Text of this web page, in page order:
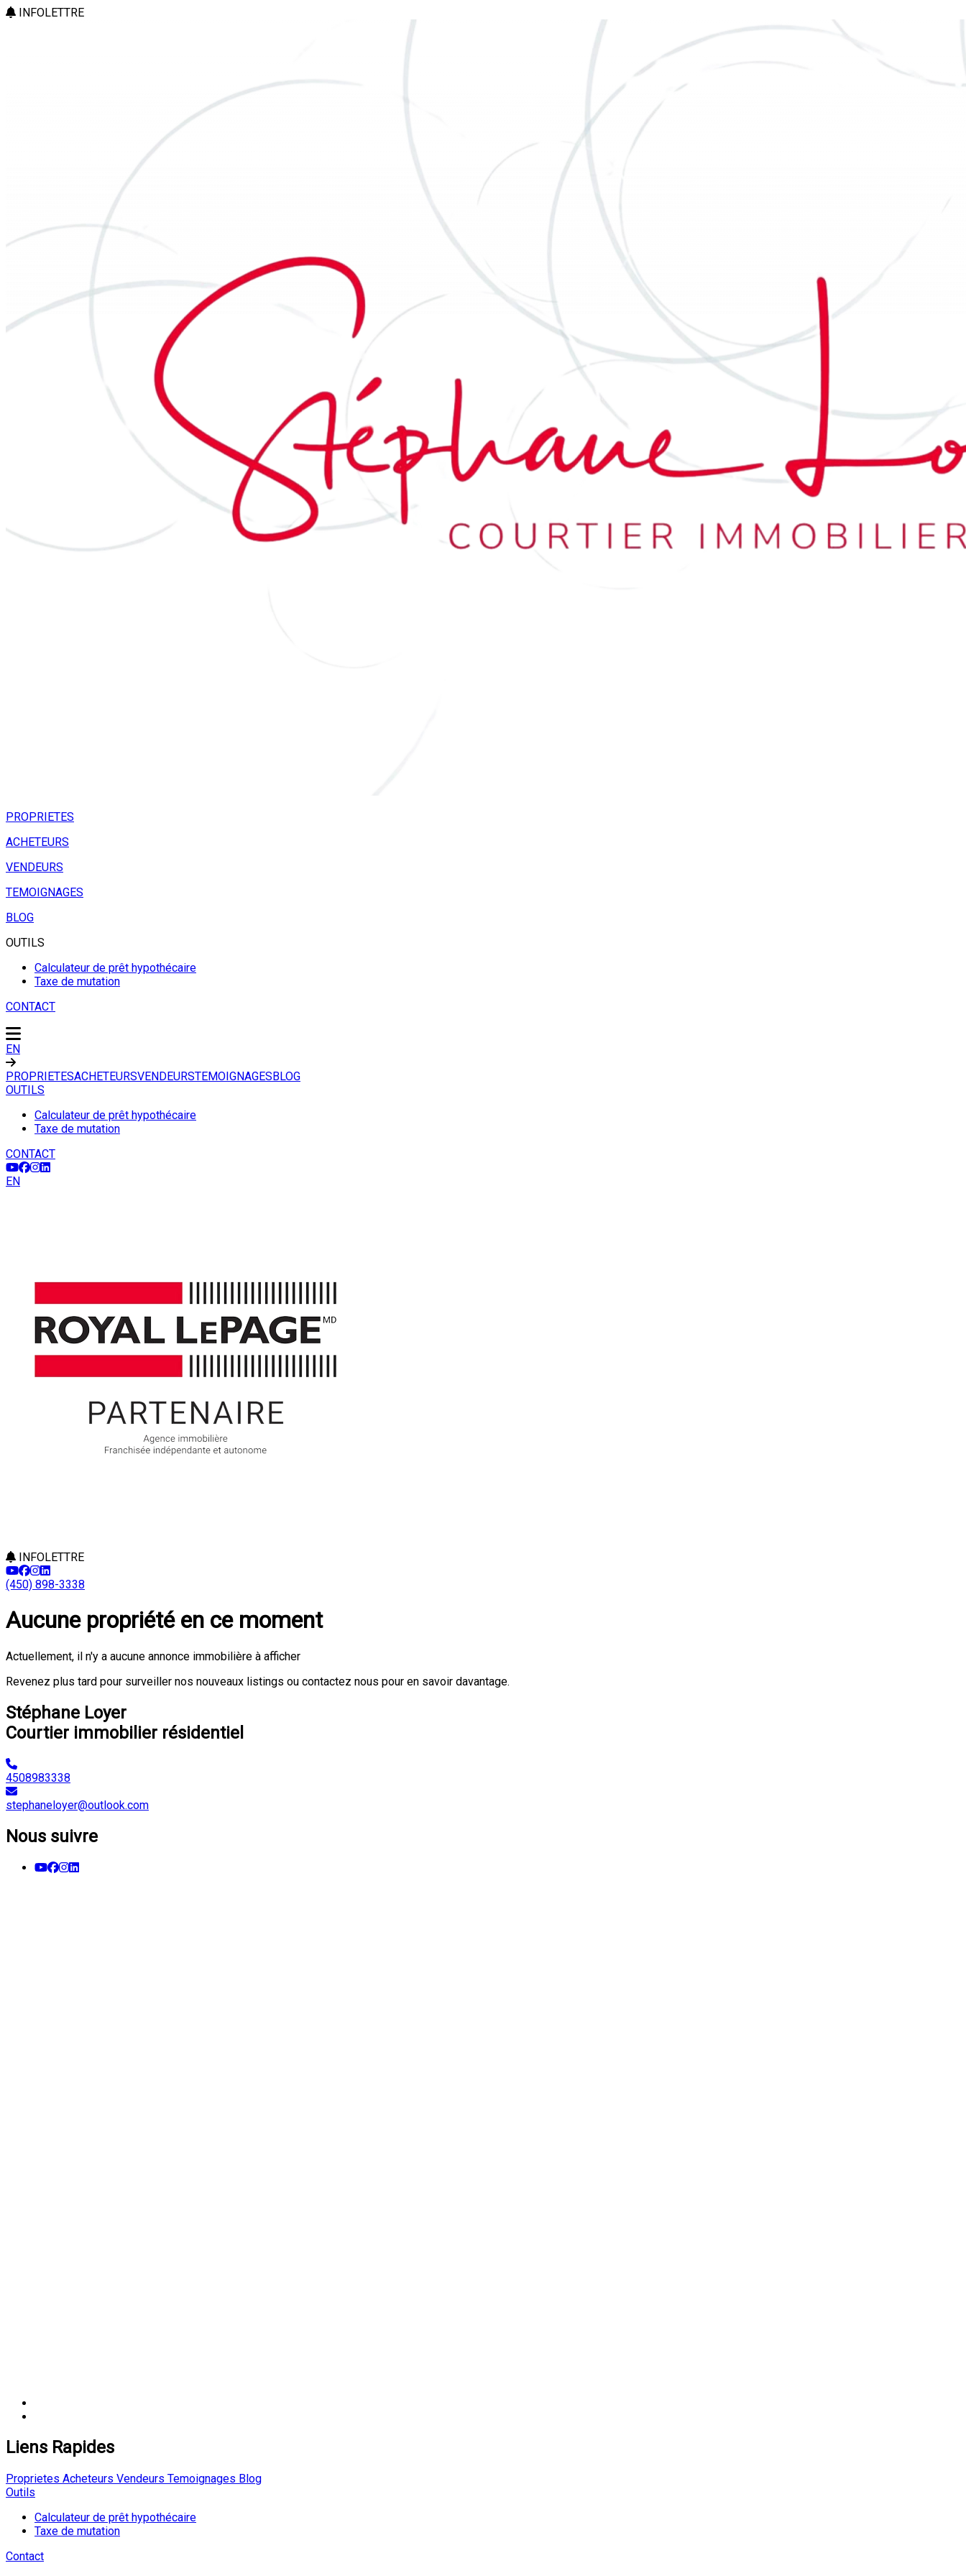
INFOLETTRE
PROPRIETES
ACHETEURS
VENDEURS
TEMOIGNAGES
BLOG
OUTILS
Calculateur de prêt hypothécaire
Taxe de mutation
CONTACT
EN
PROPRIETESACHETEURSVENDEURSTEMOIGNAGESBLOG
OUTILS
Calculateur de prêt hypothécaire
Taxe de mutation
CONTACT
EN
INFOLETTRE
(450) 898-3338
Aucune propriété en ce moment
Actuellement, il n'y a aucune annonce immobilière à afficher
Revenez plus tard pour surveiller nos nouveaux listings ou contactez nous pour en savoir davantage.
Stéphane Loyer
Courtier immobilier résidentiel
4508983338
stephaneloyer@outlook.com
Nous suivre
Liens Rapides
Proprietes Acheteurs Vendeurs Temoignages Blog
Outils
Calculateur de prêt hypothécaire
Taxe de mutation
Contact